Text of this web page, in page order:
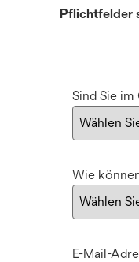
Pflichtfelder
Sind Sie
Wie
E-Mail-